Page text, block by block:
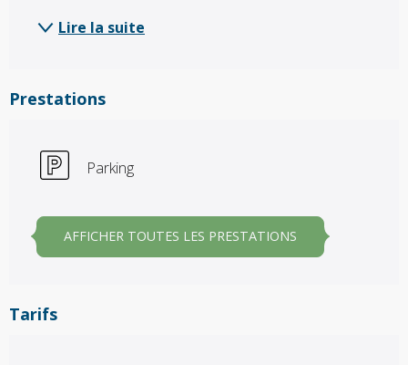
Lire la suite
Prestations
Parking
AFFICHER TOUTES LES PRESTATIONS
Tarifs